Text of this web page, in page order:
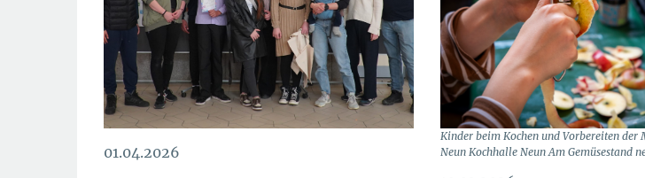
01.04.2026
Kinder beim Kochen und Vorbereiten
Neun Kochhalle Neun Am Gemüsestand